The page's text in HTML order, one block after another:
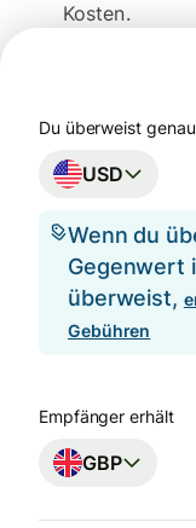
Kosten.
Du überweist genau
USD
Wenn du
Gegenwert
überweist,
Gebühren
Empfänger erhält
GBP